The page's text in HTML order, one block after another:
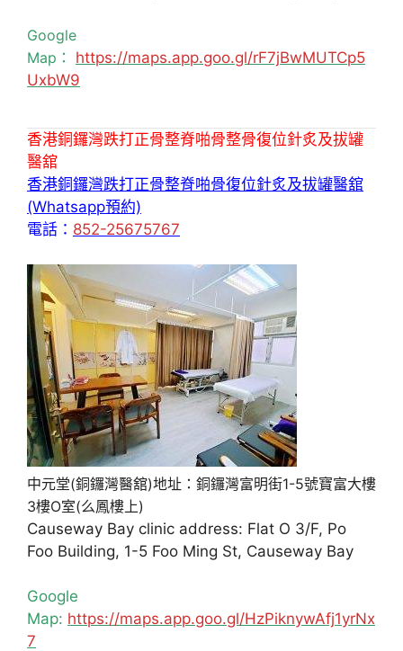
Google
Map： https://maps.app.goo.gl/rF7jBwMUTCp5
UxbW9
香港銅鑼灣跌打正骨整脊啪骨整骨復位針炙及拔罐
醫舘
香港銅鑼灣跌打正骨整脊啪骨復位針炙及拔罐醫舘
(Whatsapp預約)
電話： 852-25675767
中元堂(銅鑼灣醫舘)地址：銅鑼灣富明街1-5號寶富大樓
3樓O室(么鳳樓上)
Causeway Bay clinic address: Flat O 3/F, Po
Foo Building, 1-5 Foo Ming St, Causeway Bay
Google
Map: https://maps.app.goo.gl/HzPiknywAfj1yrNx
7